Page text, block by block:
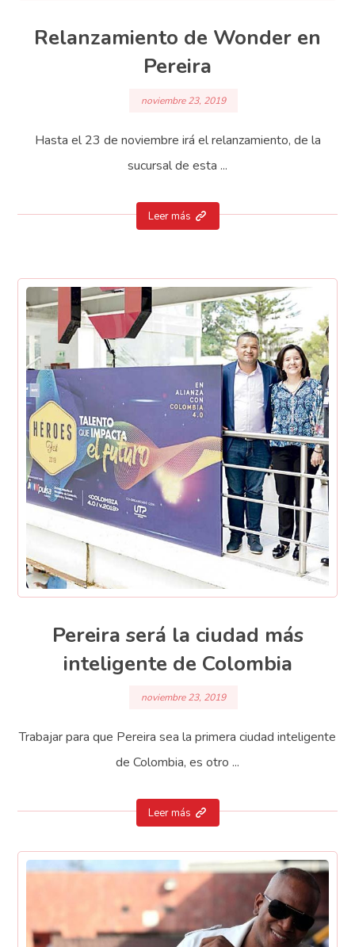
Relanzamiento de Wonder en
Pereira
noviembre 23, 2019
Hasta el 23 de noviembre irá el relanzamiento, de la
sucursal de esta ...
Leer más
Pereira será la ciudad más
inteligente de Colombia
noviembre 23, 2019
Trabajar para que Pereira sea la primera ciudad inteligente
de Colombia, es otro ...
Leer más